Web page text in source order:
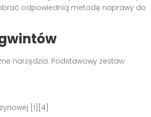
odpowiednią metodę naprawy do
narzędzia. Podstawowy zestaw
[1][4]